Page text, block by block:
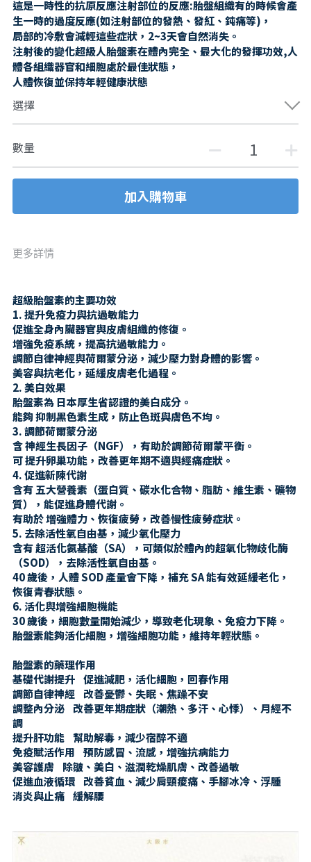
這是一時性的抗原反應注射部位的反應:胎盤組織有的時候會產
生一時的過度反應(如注射部位的發熱、發紅、鈍痛等)，
局部的冷敷會減輕這些症狀，2~3天會自然消失。
注射後的變化超級人胎盤素在體內完全、最大化的發揮功效,人
體各組織器官和細胞處於最佳狀態，
人體恢復並保持年輕健康狀態
選擇
數量
加入購物車
更多詳情
超級胎盤素的主要功效
1. 提升免疫力與抗過敏能力
促進全身內臟器官與皮膚組織的修復。
增強免疫系統，提高抗過敏能力。
調節自律神經與荷爾蒙分泌，減少壓力對身體的影響。
美容與抗老化，延緩皮膚老化過程。
2. 美白效果
胎盤素為 日本厚生省認證的美白成分。
能夠 抑制黑色素生成，防止色斑與膚色不均。
3. 調節荷爾蒙分泌
含 神經生長因子（NGF），有助於調節荷爾蒙平衡。
可 提升卵巢功能，改善更年期不適與經痛症狀。
4. 促進新陳代謝
含有 五大營養素（蛋白質、碳水化合物、脂肪、維生素、礦物
質），能促進身體代謝。
有助於 增強體力、恢復疲勞，改善慢性疲勞症狀。
5. 去除活性氧自由基，減少氧化壓力
含有 超活化氨基酸（SA），可類似於體內的超氧化物歧化酶
（SOD），去除活性氧自由基。
40 歲後，人體 SOD 產量會下降，補充 SA 能有效延緩老化，
恢復青春狀態。
6. 活化與增強細胞機能
30 歲後，細胞數量開始減少，導致老化現象、免疫力下降。
胎盤素能夠活化細胞，增強細胞功能，維持年輕狀態。
胎盤素的藥理作用
基礎代謝提升    促進減肥，活化細胞，回春作用
調節自律神經    改善憂鬱、失眠、焦躁不安
調整內分泌    改善更年期症狀（潮熱、多汗、心悸）、月經不
調
提升肝功能    幫助解毒，減少宿醉不適
免疫賦活作用    預防感冒、流感，增強抗病能力
美容護膚    除皺、美白、滋潤乾燥肌膚、改善過敏
促進血液循環    改善貧血、減少肩頸痠痛、手腳冰冷、浮腫
消炎與止痛    緩解腰